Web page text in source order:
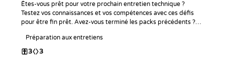
Êtes-vous prêt pour votre prochain entretien technique ?
Testez vos connaissances et vos compétences avec ces défis
pour être fin prêt. Avez-vous terminé les packs précédents ?
Préparation aux entretiens
3 3